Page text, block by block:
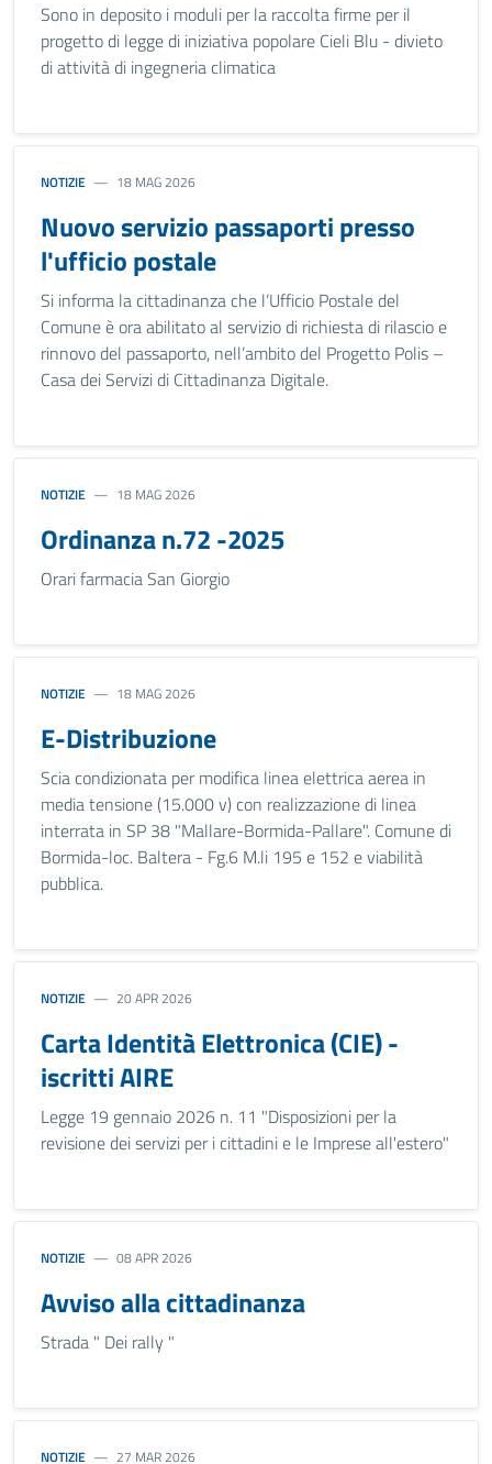
Sono in deposito i moduli per la raccolta firme per il
progetto di legge di iniziativa popolare Cieli Blu - divieto
di attività di ingegneria climatica
NOTIZIE 18 MAG 2026
Nuovo servizio passaporti presso
l'ufficio postale
Si informa la cittadinanza che l’Ufficio Postale del
Comune è ora abilitato al servizio di richiesta di rilascio e
rinnovo del passaporto, nell’ambito del Progetto Polis –
Casa dei Servizi di Cittadinanza Digitale.
NOTIZIE 18 MAG 2026
Ordinanza n.72 -2025
Orari farmacia San Giorgio
NOTIZIE 18 MAG 2026
E-Distribuzione
Scia condizionata per modifica linea elettrica aerea in
media tensione (15.000 v) con realizzazione di linea
interrata in SP 38 "Mallare-Bormida-Pallare". Comune di
Bormida-loc. Baltera - Fg.6 M.li 195 e 152 e viabilità
pubblica.
NOTIZIE 20 APR 2026
Carta Identità Elettronica (CIE) -
iscritti AIRE
Legge 19 gennaio 2026 n. 11 "Disposizioni per la
revisione dei servizi per i cittadini e le Imprese all'estero"
NOTIZIE 08 APR 2026
Avviso alla cittadinanza
Strada " Dei rally "
NOTIZIE 27 MAR 2026